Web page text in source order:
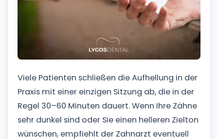
Viele Patienten schließen die Aufhellung in der
Praxis mit einer einzigen Sitzung ab, die in der
Regel 30–60 Minuten dauert. Wenn Ihre Zähne
sehr dunkel sind oder Sie einen helleren Zielton
wünschen, empfiehlt der Zahnarzt eventuell